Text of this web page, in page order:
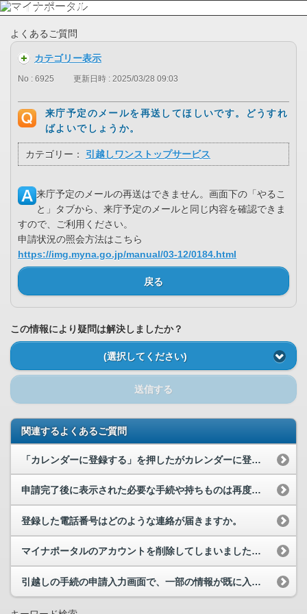
よくあるご質問
カテゴリー表示
No : 6925 更新日時 : 2025/03/28 09:03
来庁予定のメールを再送してほしいです。どうすれ
ばよいでしょうか。
カテゴリー： 引越しワンストップサービス
来庁予定のメールの再送はできません。画面下の「やるこ
と」タブから、来庁予定のメールと同じ内容を確認できま
すので、ご利用ください。
申請状況の照会方法はこちら
https://img.myna.go.jp/manual/03-12/0184.html
戻る
この情報により疑問は解決しましたか？
(選択してください)
送信する
関連するよくあるご質問
「カレンダーに登録する」を押したがカレンダーに登録されない。どうすればよいでしょうか。
申請完了後に表示された必要な手続や持ちものは再度確認できるでしょうか。
登録した電話番号はどのような連絡が届きますか。
マイナポータルのアカウントを削除してしまいました。過去の申請は確認できますか。
引越しの手続の申請入力画面で、一部の情報が既に入力されていました。なぜでしょうか。